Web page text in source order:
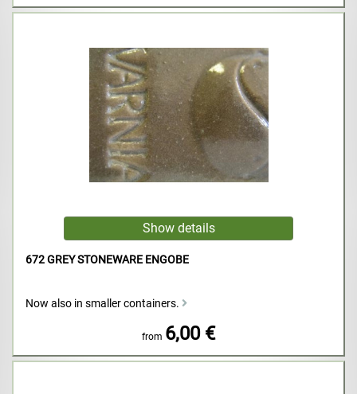
672 GREY STONEWARE ENGOBE
Now also in smaller containers.
from 6,00 €